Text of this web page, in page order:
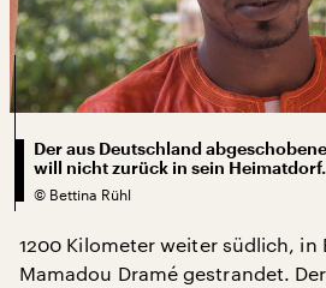
Der aus Deutschland
will nicht zurück in sein Heimatdorf.
© Bettina Rühl
1200 Kilometer weiter südlich, in
Mamadou Dramé gestrandet.